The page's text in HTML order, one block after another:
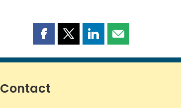
Partager
page
Facebook
Partager
page
Partager
page
Partager
page
Contact